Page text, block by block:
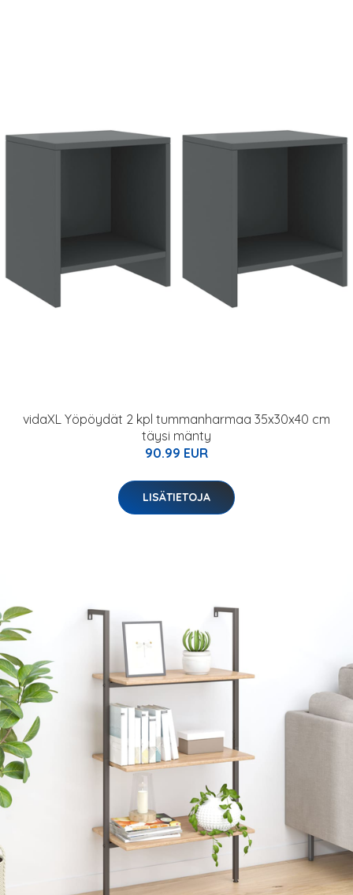
vidaXL Yöpöydät 2 kpl tummanharmaa 35x30x40 cm
täysi mänty
90.99 EUR
LISÄTIETOJA